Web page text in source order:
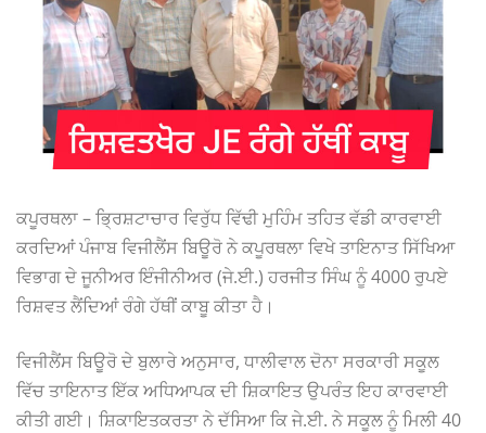
ਕਪੂਰਥਲਾ – ਭ੍ਰਿਸ਼ਟਾਚਾਰ ਵਿਰੁੱਧ ਵਿੱਢੀ ਮੁਹਿੰਮ ਤਹਿਤ ਵੱਡੀ ਕਾਰਵਾਈ
ਕਰਦਿਆਂ ਪੰਜਾਬ ਵਿਜੀਲੈਂਸ ਬਿਊਰੋ ਨੇ ਕਪੂਰਥਲਾ ਵਿਖੇ ਤਾਇਨਾਤ ਸਿੱਖਿਆ
ਵਿਭਾਗ ਦੇ ਜੂਨੀਅਰ ਇੰਜੀਨੀਅਰ (ਜੇ.ਈ.) ਹਰਜੀਤ ਸਿੰਘ ਨੂੰ 4000 ਰੁਪਏ
ਰਿਸ਼ਵਤ ਲੈਂਦਿਆਂ ਰੰਗੇ ਹੱਥੀਂ ਕਾਬੂ ਕੀਤਾ ਹੈ।
ਵਿਜੀਲੈਂਸ ਬਿਊਰੋ ਦੇ ਬੁਲਾਰੇ ਅਨੁਸਾਰ, ਧਾਲੀਵਾਲ ਦੋਨਾ ਸਰਕਾਰੀ ਸਕੂਲ
ਵਿੱਚ ਤਾਇਨਾਤ ਇੱਕ ਅਧਿਆਪਕ ਦੀ ਸ਼ਿਕਾਇਤ ਉਪਰੰਤ ਇਹ ਕਾਰਵਾਈ
ਕੀਤੀ ਗਈ। ਸ਼ਿਕਾਇਤਕਰਤਾ ਨੇ ਦੱਸਿਆ ਕਿ ਜੇ.ਈ. ਨੇ ਸਕੂਲ ਨੂੰ ਮਿਲੀ 40